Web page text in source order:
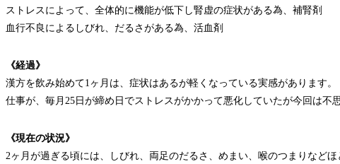
ストレスによって、全体的に機能が低下し腎虚の症状がある為、補腎剤
血行不良によるしびれ、だるさがある為、活血剤
《経過》
漢方を飲み始めて1ヶ月は、症状はあるが軽くなっている実感があります。
仕事が、毎月25日が締め日でストレスがかかって悪化していたが今回は不
《現在の状況》
2ヶ月が過ぎる頃には、しびれ、両足のだるさ、めまい、喉のつまりなど